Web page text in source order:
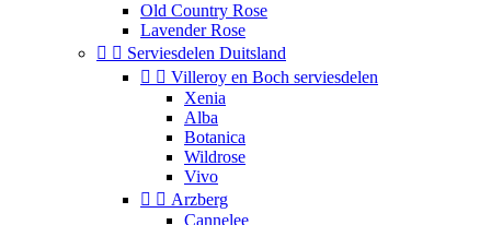
Old Country Rose
Lavender Rose
  Serviesdelen Duitsland
  Villeroy en Boch serviesdelen
Xenia
Alba
Botanica
Wildrose
Vivo
  Arzberg
Cannelee